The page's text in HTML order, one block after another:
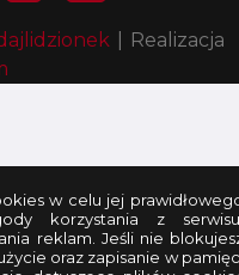
Realizacja
w celu jej
korzystania z
reklam. Jeśli nie
oraz zapisanie w